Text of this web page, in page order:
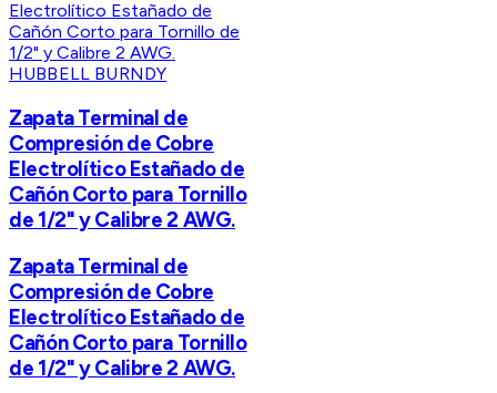
HUBBELL BURNDY
Zapata Terminal de
Compresión de Cobre
Electrolítico Estañado de
Cañón Corto para Tornillo
de 1/2" y Calibre 2 AWG.
Zapata Terminal de
Compresión de Cobre
Electrolítico Estañado de
Cañón Corto para Tornillo
de 1/2" y Calibre 2 AWG.